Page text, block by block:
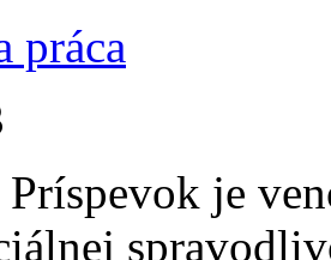
práca
Príspevok je